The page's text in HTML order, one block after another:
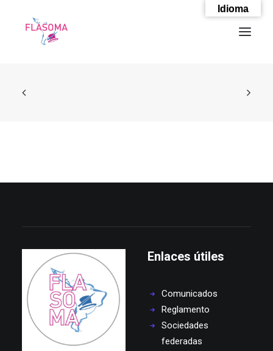
SEARCH
Enlaces útiles
Comunicados
Reglamento
Sociedades
federadas
Idioma